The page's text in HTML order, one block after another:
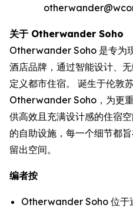
关于 Otherwander Soho
Otherwander Soho 是专为
酒店品牌，通过智能设计、
定义都市住宿。 诞生于伦敦
Otherwander Soho，为更
供高效且充满设计感的住宿
的自助设施，每一个细节都
留出空间。
编者按
Otherwander Soho 位于